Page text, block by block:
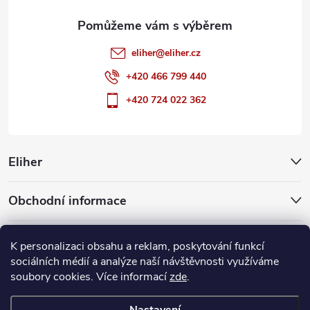
K personalizaci obsahu a reklam, poskytování funkcí
sociálních médií a analýze naší návštěvnosti využíváme
soubory cookies. Více informacízde.
Eliher
Obchodní informace
Partnerské weby
eliher@eliher.cz
+420 466 799 440
+420 724 022 362
cookies